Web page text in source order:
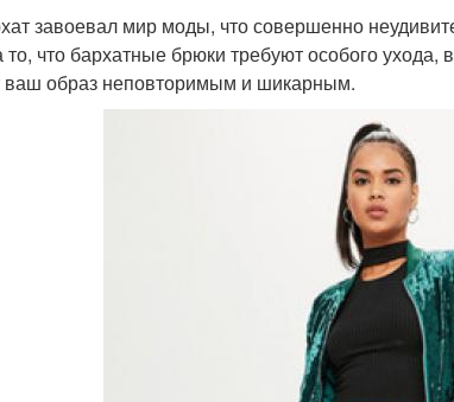
завоевал мир моды, что совершенно
что бархатные брюки требуют особого
ваш образ неповторимым и шикарным.